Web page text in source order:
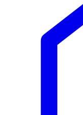
Kurumsal
Online Sipariş%20